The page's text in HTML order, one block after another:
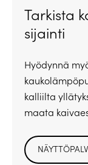
Tarkista
sijainti
Hyödynnä
kalliilta
maata